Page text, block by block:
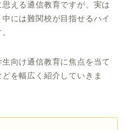
える通信教育ですが、実は
には難関校が目指せるハイ
向け通信教育に焦点を当て
を幅広く紹介していきま